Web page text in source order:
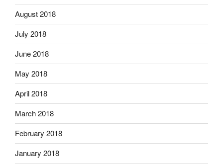
August 2018
July 2018
June 2018
May 2018
April 2018
March 2018
February 2018
January 2018